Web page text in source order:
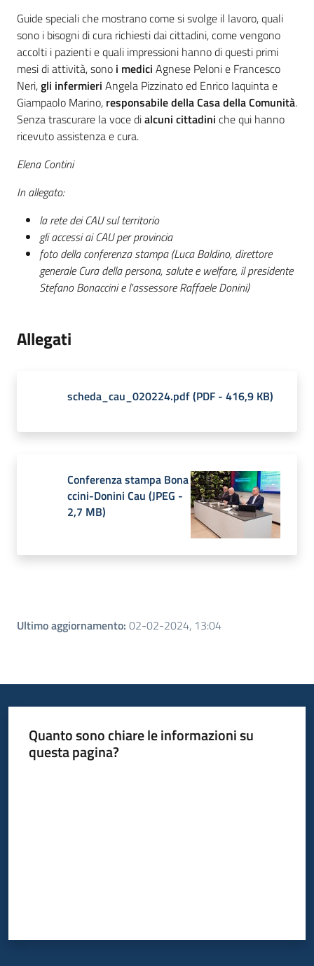
Guide speciali che mostrano come si svolge il lavoro, quali
sono i bisogni di cura richiesti dai cittadini, come vengono
accolti i pazienti e quali impressioni hanno di questi primi
mesi di attività, sono i medici Agnese Peloni e Francesco
Neri,gli infermieri Angela Pizzinato ed Enrico Iaquinta e
Giampaolo Marino, responsabile della Casa della Comunità.
Senza trascurare la voce dialcuni cittadini che qui hanno
ricevuto assistenza e cura.
Elena Contini
In allegato:
la rete dei CAU sul territorio
gli accessi ai CAU per provincia
foto della conferenza stampa (Luca Baldino, direttore
generale Cura della persona, salute e welfare, il presidente
Stefano Bonaccini e l'assessore Raffaele Donini)
Allegati
scheda_cau_020224.pdf(PDF - 416,9 KB)
Conferenza stampa Bona
ccini-Donini Cau (JPEG -
2,7 MB)
Ultimo aggiornamento: 02-02-2024, 13:04
Quanto sono chiare le informazioni su
questa pagina?